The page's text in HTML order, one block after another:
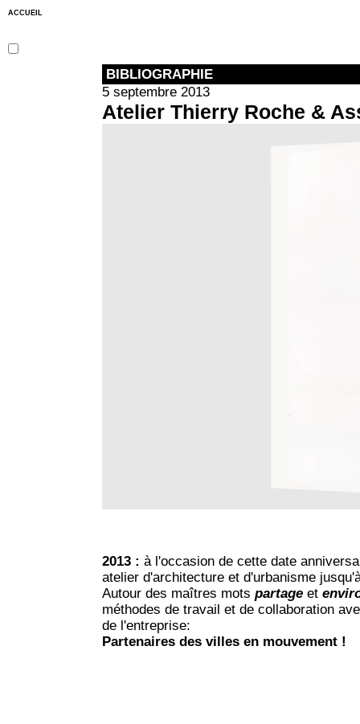
ACCUEIL
BIBLIOGRAPHIE
5 septembre 2013
Atelier Thierry Roche &
2013 : à l'occasion de cette date
atelier d'architecture et d'urbanisme
Autour des maîtres motspartage et
méthodes de travail et de collaboration
de l'entreprise:
Partenaires des villes en mouvement !